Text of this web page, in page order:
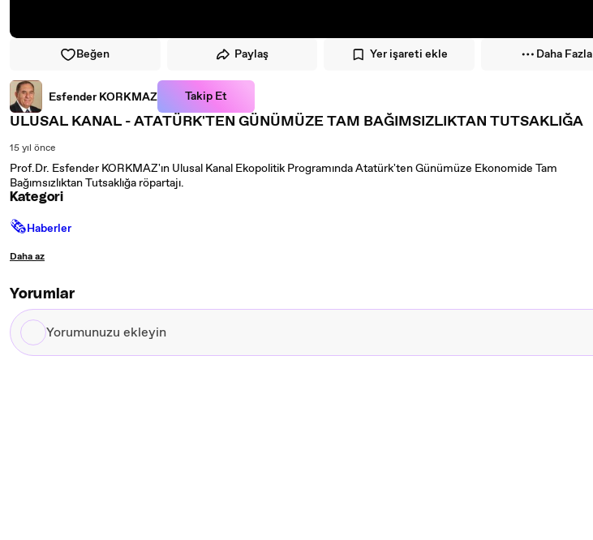
Beğen Paylaş Yer işareti ekle Daha Fazla
Esfender KORKMAZ Takip Et
ULUSAL KANAL - ATATÜRK'TEN GÜNÜMÜZE TAM BAĞIMSIZLIKTAN TUTSAKLIĞA
15 yıl önce
Prof.Dr. Esfender KORKMAZ'ın Ulusal Kanal Ekopolitik Programında Atatürk'ten Günümüze Ekonomide Tam
Bağımsızlıktan Tutsaklığa röpartajı.
Kategori
🗞Haberler
Daha az
Yorumlar
Yorumunuzu
ekleyin